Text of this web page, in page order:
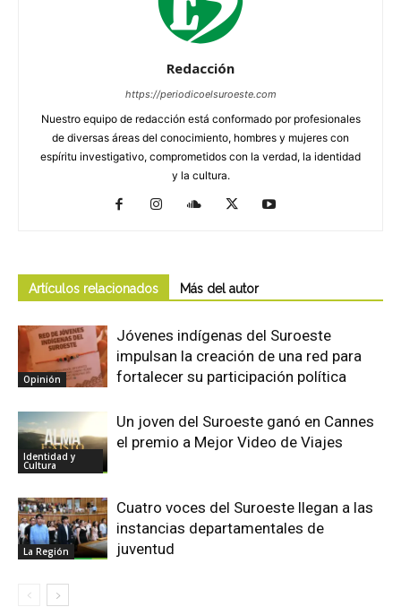
Redacción
https://periodicoelsuroeste.com
Nuestro equipo de redacción está conformado por profesionales
de diversas áreas del conocimiento, hombres y mujeres con
espíritu investigativo, comprometidos con la verdad, la identidad
y la cultura.
Artículos relacionados Más del autor
Opinión
Jóvenes indígenas del Suroeste
impulsan la creación de una red para
fortalecer su participación política
Identidad y
Cultura
Un joven del Suroeste ganó en Cannes
el premio a Mejor Video de Viajes
La Región
Cuatro voces del Suroeste llegan a las
instancias departamentales de
juventud